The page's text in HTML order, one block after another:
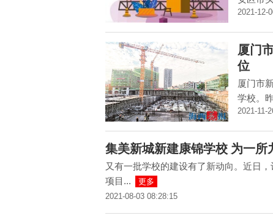
2021-12-
厦门
位
厦门市
学校。
2021-11-
集美新城新建康锦学校 为一所
又有一批学校的建设有了新动向。近日
项目...
更多
2021-08-03 08:28:15